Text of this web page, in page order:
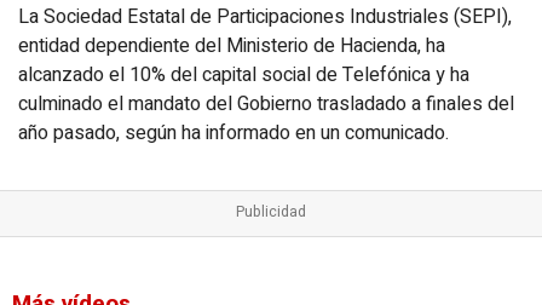
La Sociedad Estatal de Participaciones Industriales (SEPI),
entidad dependiente del Ministerio de Hacienda, ha
alcanzado el 10% del capital social de Telefónica y ha
culminado el mandato del Gobierno trasladado a finales del
año pasado, según ha informado en un comunicado.